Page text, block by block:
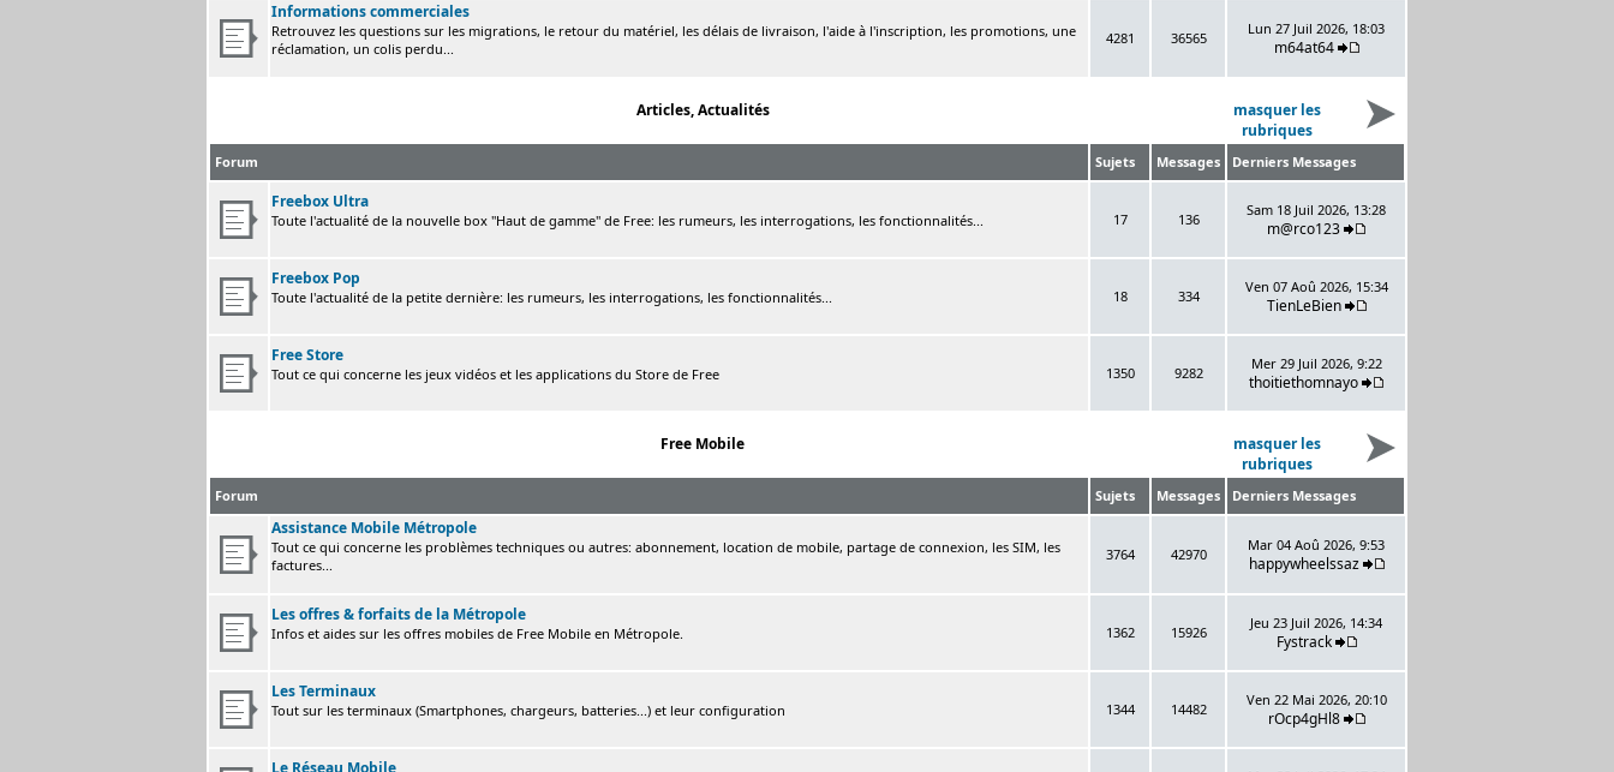
Informations commerciales
Retrouvez les questions sur les migrations, le retour du matériel, les délais de livraison, l'aide à l'inscription, les promotions, une
réclamation, un colis perdu...
4281 36565
Lun 27 Juil 2026, 18:03
m64at64
Articles, Actualités
masquer les
rubriques
Forum Sujets Messages Derniers Messages
Freebox Ultra
Toute l'actualité de la nouvelle box "Haut de gamme" de Free: les rumeurs, les interrogations, les fonctionnalités... 17 136
Sam 18 Juil 2026, 13:28
m@rco123
Freebox Pop
Toute l'actualité de la petite dernière: les rumeurs, les interrogations, les fonctionnalités... 18 334
Ven 07 Aoû 2026, 15:34
TienLeBien
Free Store
Tout ce qui concerne les jeux vidéos et les applications du Store de Free 1350 9282
Mer 29 Juil 2026, 9:22
thoitiethomnayo
Free Mobile
masquer les
rubriques
Forum Sujets Messages Derniers Messages
Assistance Mobile Métropole
Tout ce qui concerne les problèmes techniques ou autres: abonnement, location de mobile, partage de connexion, les SIM, les
factures...
3764 42970
Mar 04 Aoû 2026, 9:53
happywheelssaz
Les offres & forfaits de la Métropole
Infos et aides sur les offres mobiles de Free Mobile en Métropole. 1362 15926
Jeu 23 Juil 2026, 14:34
Fystrack
Les Terminaux
Tout sur les terminaux (Smartphones, chargeurs, batteries...) et leur configuration 1344 14482
Ven 22 Mai 2026, 20:10
rOcp4gHl8
Le Réseau Mobile